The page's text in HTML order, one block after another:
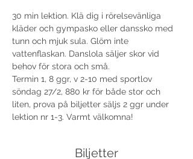
30 min lektion. Klä dig i rörelsevänliga
kläder och gympasko eller danssko med
tunn och mjuk sula. Glöm inte
vattenflaskan. Danslola säljer skor vid
behov för stora och små.
Termin 1, 8 ggr, v 2-10 med sportlov
söndag 27/2, 880 kr för både stor och
liten, prova på biljetter säljs 2 ggr under
lektion nr 1-3. Varmt välkomna!
Biljetter